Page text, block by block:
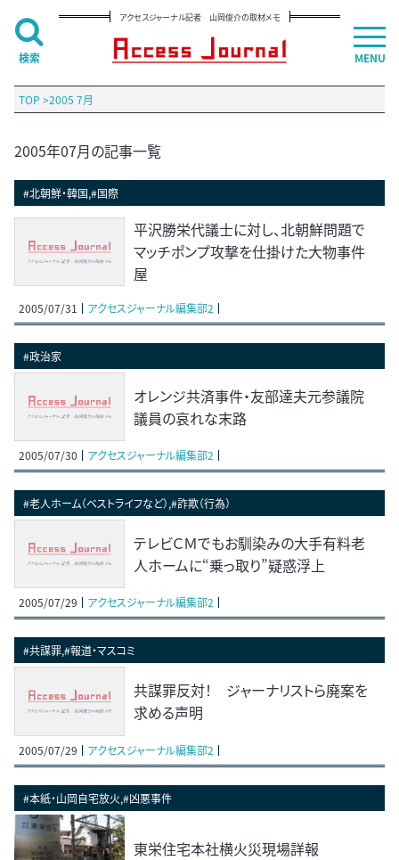
アクセスジャーナル記者 山岡俊介の取材メモ
TOP >2005 7月
2005年07月の記事一覧
#北朝鮮・韓国,#国際
平沢勝栄代議士に対し、北朝鮮問題で
マッチポンプ攻撃を仕掛けた大物事件
屋
2005/07/31 アクセスジャーナル編集部2
#政治家
オレンジ共済事件・友部達夫元参議院
議員の哀れな末路
2005/07/30 アクセスジャーナル編集部2
#老人ホーム（ベストライフなど）,#詐欺（行為）
テレビＣＭでもお馴染みの大手有料老
人ホームに“乗っ取り”疑惑浮上
2005/07/29 アクセスジャーナル編集部2
#共謀罪,#報道・マスコミ
共謀罪反対！ ジャーナリストら廃案を
求める声明
2005/07/29 アクセスジャーナル編集部2
#本紙・山岡自宅放火,#凶悪事件
東栄住宅本社横火災現場詳報
MENU
検索